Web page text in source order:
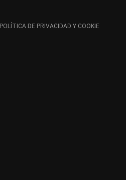
POLÍTICA DE PRIVACIDAD Y COOKIE